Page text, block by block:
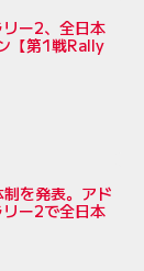
ー2、全日本
【第1戦Rally
を発表。アド
ー2で全日本